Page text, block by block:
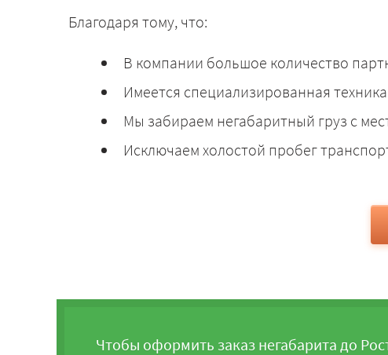
Благодаря тому, что:
В компании большое количество
Имеется специализированная
Мы забираем негабаритный груз с
Исключаем холостой пробег
Чтобы оформить заказ негабарита до